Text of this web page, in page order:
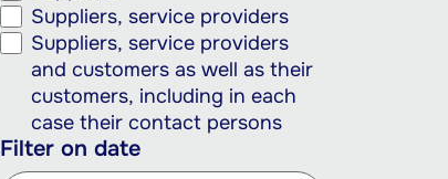
Suppliers, service providers
Suppliers, service providers
and customers as well as their
customers, including in each
case their contact persons
Filter on date